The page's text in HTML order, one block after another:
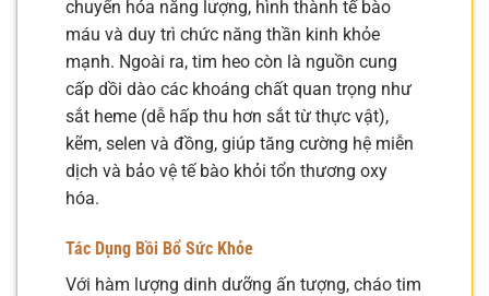
chuyển hóa năng lượng, hình thành tế bào
máu và duy trì chức năng thần kinh khỏe
mạnh. Ngoài ra, tim heo còn là nguồn cung
cấp dồi dào các khoáng chất quan trọng như
sắt heme (dễ hấp thu hơn sắt từ thực vật),
kẽm, selen và đồng, giúp tăng cường hệ miễn
dịch và bảo vệ tế bào khỏi tổn thương oxy
hóa.
Tác Dụng Bồi Bổ Sức Khỏe
Với hàm lượng dinh dưỡng ấn tượng, cháo tim